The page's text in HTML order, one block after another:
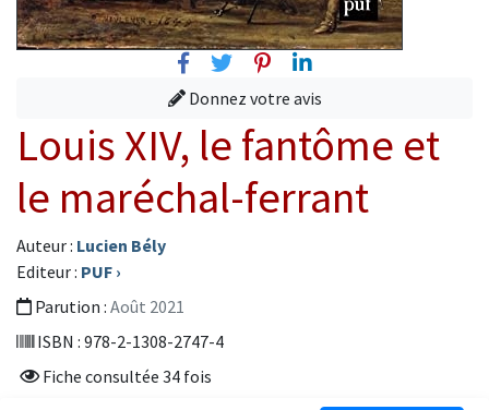
FacebookTwitterPinterest
Linkedin
Donnez votre avis
Louis XIV, le fantôme et
le maréchal-ferrant
Auteur : Lucien Bély
Editeur : PUF ›
Parution : Août 2021
ISBN : 978-2-1308-2747-4
Fiche consultée 34 fois